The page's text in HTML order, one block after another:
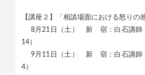
【講座２】「相談場面における怒りの
8月21日（土） 新 宿：白石講師
14）
9月11日（土） 新 宿：白石講師
4）